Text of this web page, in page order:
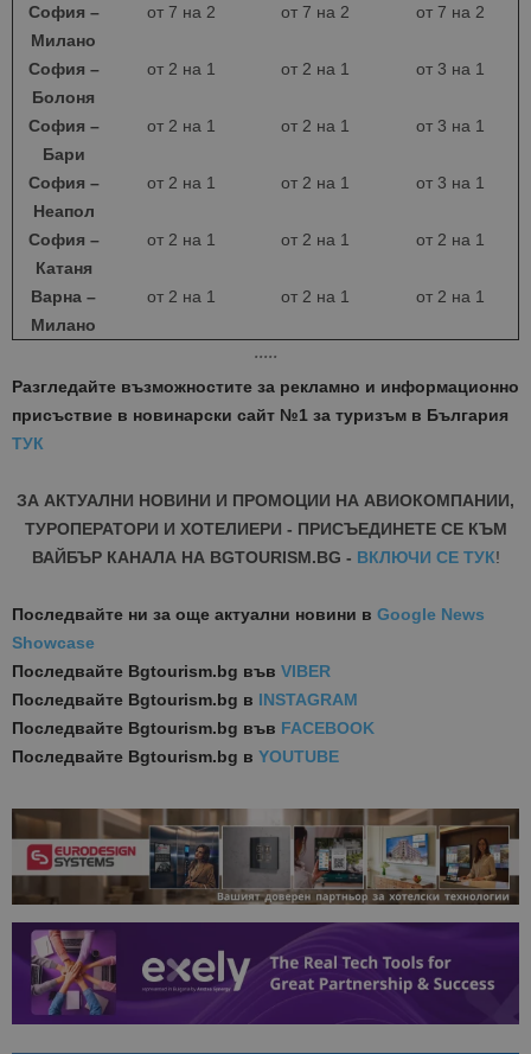
София –
Милано
от 7 на 2 от 7 на 2 от 7 на 2
София –
Болоня
от 2 на 1 от 2 на 1 от 3 на 1
София –
Бари
от 2 на 1 от 2 на 1 от 3 на 1
София –
Неапол
от 2 на 1 от 2 на 1 от 3 на 1
София –
Катаня
от 2 на 1 от 2 на 1 от 2 на 1
Варна –
Милано
от 2 на 1 от 2 на 1 от 2 на 1
* * * * *
Разгледайте възможностите за рекламно и информационно
присъствие в новинарски сайт №1 за туризъм в България
ТУК
ЗА АКТУАЛНИ НОВИНИ И ПРОМОЦИИ НА АВИОКОМПАНИИ,
ТУРОПЕРАТОРИ И ХОТЕЛИЕРИ - ПРИСЪЕДИНЕТЕ СЕ КЪМ
ВАЙБЪР КАНАЛА НА BGTOURISM.BG - ВКЛЮЧИ СЕ ТУК!
Последвайте ни за още актуални новини в Google News
Showcase
Последвайте Bgtourism.bg във VIBER
Последвайте Bgtourism.bg в INSTAGRAM
Последвайте Bgtourism.bg във FACEBOOK
Последвайте Bgtourism.bg в YOUTUBE